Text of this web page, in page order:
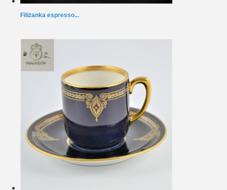
Filiżanka espresso...